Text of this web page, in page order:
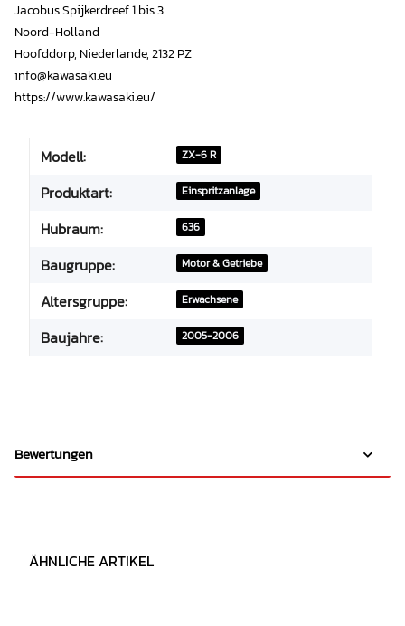
Jacobus Spijkerdreef 1 bis 3
Noord-Holland
Hoofddorp, Niederlande, 2132 PZ
info@kawasaki.eu
https://www.kawasaki.eu/
Modell: ZX-6 R
Produktart: Einspritzanlage
Hubraum: 636
Baugruppe: Motor & Getriebe
Altersgruppe: Erwachsene
Baujahre: 2005-2006
Bewertungen
ÄHNLICHE ARTIKEL